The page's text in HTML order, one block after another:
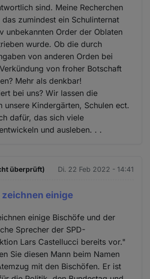
sind. Meine Recherchen
zumindest ein Schulinternat
unbekannten Order der Oblaten
wurde. Ob die durch
von anderen Orden bei
von froher Botschaft
Mehr als denkbar!
bei uns? Wir lassen die
unsere Kindergärten, Schulen ect.
dafür, das sich viele
und ausleben. . .
überprüft) Di. 22 Feb 2022 - 14:41
zeichnen einige
einige Bischöfe und der
Sprecher der SPD-
Lars Castellucci bereits vor."
Sie diesen Mann beim Namen
mit den Bischöfen. Er ist